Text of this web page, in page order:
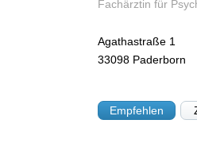
Fachärztin für
Agathastraße 1
33098 Paderborn
Empfehlen